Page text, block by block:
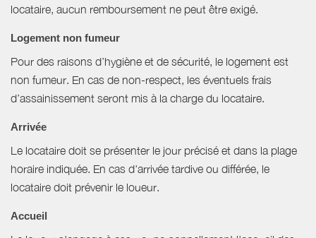
locataire, aucun remboursement ne peut être exigé.
Logement non fumeur
Pour des raisons d’hygiène et de sécurité, le logement est
non fumeur. En cas de non-respect, les éventuels frais
d’assainissement seront mis à la charge du locataire.
Arrivée
Le locataire doit se présenter le jour précisé et dans la plage
horaire indiquée. En cas d'arrivée tardive ou différée, le
locataire doit prévenir le loueur.
Accueil